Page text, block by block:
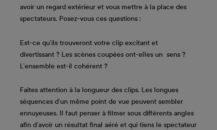
avoir un regard extérieur et vous mettre à la place des
spectateurs. Posez-vous ces questions :
Est-ce qu’ils trouveront votre clip excitant et
divertissant ? Les scènes coupées ont-elles un sens ?
L’ensemble est-il cohérent ?
Faites attention à la longueur des clips. Les longues
séquences d’un même point de vue peuvent sembler
ennuyeuses. Il faut penser à filmer sous différents angles
afin d’avoir un résultat final aéré et qui tiens le spectateur